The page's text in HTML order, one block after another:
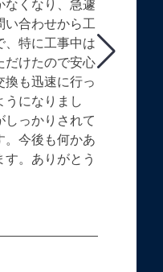
なくなり、急遽
い合わせから工
、特に工事中は
だけたので安心
換も迅速に行っ
うになりまし
しっかりされて
。今後も何かあ
。ありがとう